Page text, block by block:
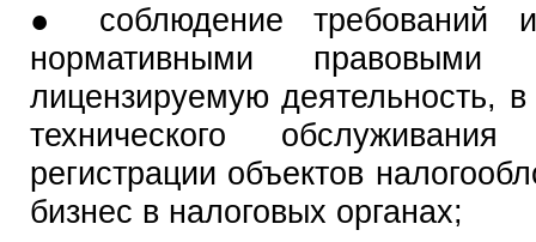
● соблюдение требований и
нормативными правовыми
лицензируемую деятельность,
технического
регистрации объектов
бизнес в налоговых органах;